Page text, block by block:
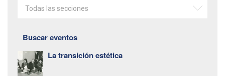
Todas las secciones
Buscar eventos
La transición estética